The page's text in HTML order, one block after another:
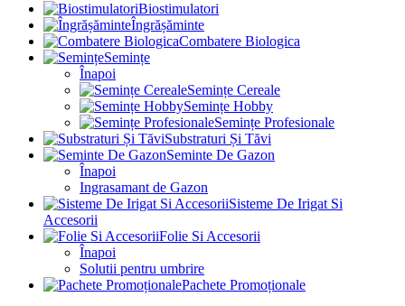
Biostimulatori
Îngrășăminte
Combatere Biologica
Semințe
Înapoi
Semințe Cereale
Semințe Hobby
Semințe Profesionale
Substraturi Și Tăvi
Seminte De Gazon
Înapoi
Ingrasamant de Gazon
Sisteme De Irigat Si
Accesorii
Folie Si Accesorii
Înapoi
Solutii pentru umbrire
Pachete Promoționale